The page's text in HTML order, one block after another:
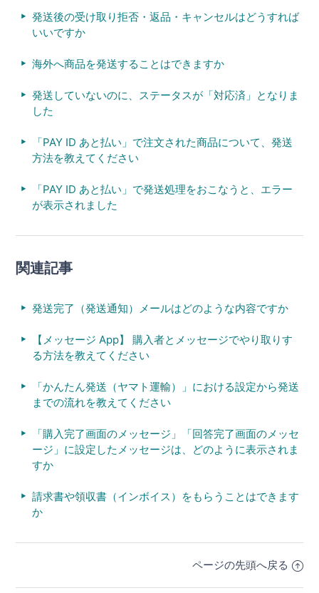
発送後の受け取り拒否・返品・キャンセルはどうすれば
いいですか
海外へ商品を発送することはできますか
発送していないのに、ステータスが「対応済」となりま
した
「PAY ID あと払い」で注文された商品について、発送
方法を教えてください
「PAY ID あと払い」で発送処理をおこなうと、エラー
が表示されました
関連記事
発送完了（発送通知）メールはどのような内容ですか
【メッセージ App】 購入者とメッセージでやり取りす
る方法を教えてください
「かんたん発送（ヤマト運輸）」における設定から発送
までの流れを教えてください
「購入完了画面のメッセージ」「回答完了画面のメッセ
ージ」に設定したメッセージは、どのように表示されま
すか
請求書や領収書（インボイス）をもらうことはできます
か
ページの先頭へ戻る